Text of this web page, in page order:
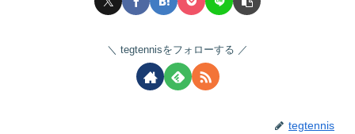
tegtennisをフォローする
tegtennis